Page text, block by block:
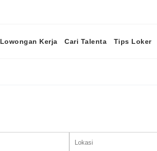
Lowongan Kerja Cari Talenta Tips Loker